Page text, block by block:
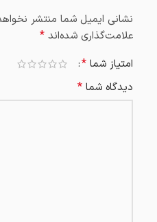
نشانی ایمیل شما منتشر
علامت‌گذاری شده‌اند *
امتیاز شما *
دیدگاه شما *